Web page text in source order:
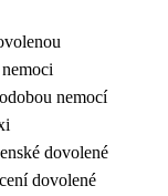
nemocí
dovolené
dovolené